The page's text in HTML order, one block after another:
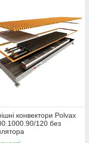
конвектори Polvax
120 без